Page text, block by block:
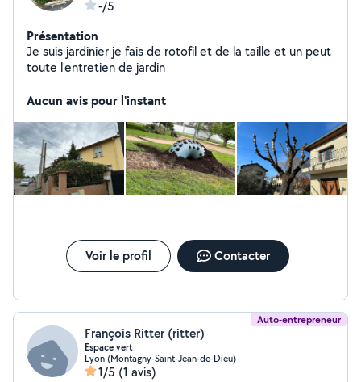
-/5
Présentation
Je suis jardinier je fais de rotofil et de la taille et un peut
toute l'entretien de jardin
Aucun avis pour l'instant
Voir le profil Contacter
Auto-entrepreneur
François Ritter (ritter)
Espace vert
Lyon (Montagny-Saint-Jean-de-Dieu)
1/5 (1 avis)